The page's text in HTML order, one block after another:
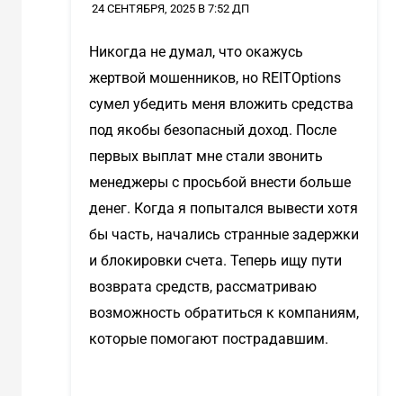
24 СЕНТЯБРЯ, 2025 В 7:52 ДП
Никогда не думал, что окажусь
жертвой мошенников, но REITOptions
сумел убедить меня вложить средства
под якобы безопасный доход. После
первых выплат мне стали звонить
менеджеры с просьбой внести больше
денег. Когда я попытался вывести хотя
бы часть, начались странные задержки
и блокировки счета. Теперь ищу пути
возврата средств, рассматриваю
возможность обратиться к компаниям,
которые помогают пострадавшим.